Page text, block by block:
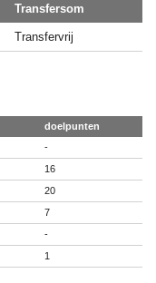
Transfersom
Transfervrij
doelpunten
-
16
20
7
-
1